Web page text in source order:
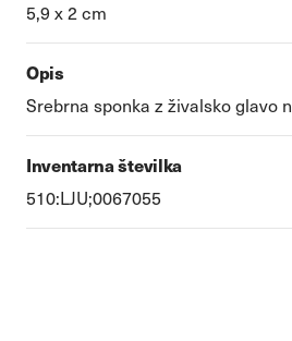
5,9 x 2 cm
Opis
Srebrna sponka z živalsko glavo
Inventarna številka
510:LJU;0067055